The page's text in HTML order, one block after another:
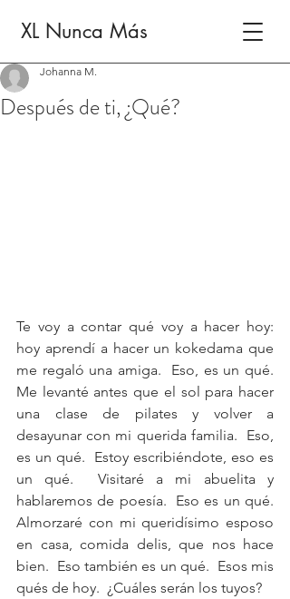
XL Nunca Más
Después de ti, ¿Qué?
Johanna M.
Te voy a contar qué voy a hacer hoy:
hoy aprendí a hacer un kokedama que
me regaló una amiga.  Eso, es un qué.
Me levanté antes que el sol para hacer
una clase de pilates y volver a
desayunar con mi querida familia.  Eso,
es un qué.  Estoy escribiéndote, eso es
un qué.  Visitaré a mi abuelita y
hablaremos de poesía.  Eso es un qué.
Almorzaré con mi queridísimo esposo
en casa, comida delis, que nos hace
bien.  Eso también es un qué.  Esos mis
qués de hoy.  ¿Cuáles serán los tuyos?